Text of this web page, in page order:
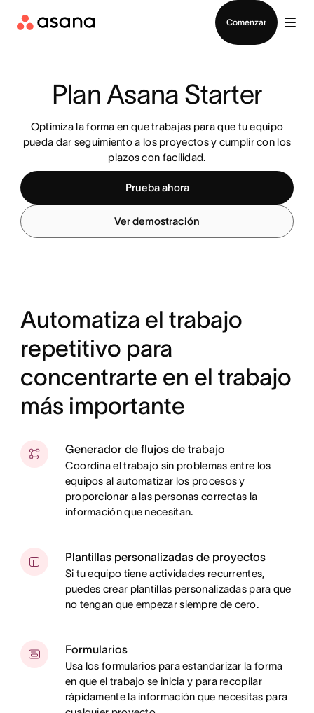
Comenzar
Plan Asana Starter
Optimiza la forma en que trabajas para que tu equipo
pueda dar seguimiento a los proyectos y cumplir con los
plazos con facilidad.
Prueba ahora
Ver demostración
Automatiza el trabajo
repetitivo para
concentrarte en el trabajo
más importante
Generador de flujos de trabajo
Coordina el trabajo sin problemas entre los
equipos al automatizar los procesos y
proporcionar a las personas correctas la
información que necesitan.
Plantillas personalizadas de proyectos
Si tu equipo tiene actividades recurrentes,
puedes crear plantillas personalizadas para que
no tengan que empezar siempre de cero.
Formularios
Usa los formularios para estandarizar la forma
en que el trabajo se inicia y para recopilar
rápidamente la información que necesitas para